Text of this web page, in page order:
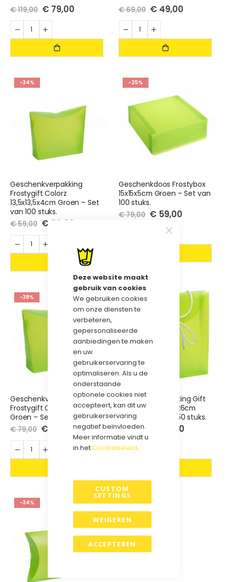
Deze website maakt
gebruik van cookies
We gebruiken cookies
om onze diensten te
verbeteren,
gepersonaliseerde
aanbiedingen te maken
en uw
gebruikerservaring te
optimaliseren. Als u de
onderstaande
optionele cookies niet
accepteert, kan dit uw
gebruikerservaring
negatief beïnvloeden.
Meer informatie vindt u
in hetCookiebeleid.
ACCEPTEREN
CUSTOM
SETTINGS
WEIGEREN
€ 119,00 Special
Price
€ 79,00 € 69,00 Special
Price
€ 49,00
-34%
Geschenkverpakking
Frostygift Colorz
13,5x13,5x4cm Groen – Set
van 100 stuks.
€ 59,00 Special
Price
€ 39,00
-25%
Geschenkdoos Frostybox
15x15x5cm Groen – Set van
100 stuks.
€ 79,00 Special
Price
€ 59,00
-38%
Geschenkverpakking
Frostygift Colorz 20x20x6cm
Groen – Set van 100 stuks.
€ 79,00 Special
Price
€ 49,00
-30%
Geschenkverpakking Gift
Bag frosty 24x6x26cm
Groen – Set van 50 stuks.
€ 64,50 € 45,00
-34%